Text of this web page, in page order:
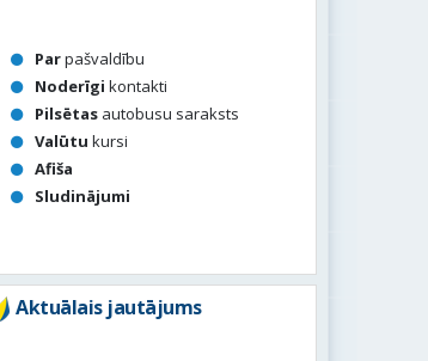
Parpašvaldību
Noderīgi kontakti
Pilsētas autobusu saraksts
Valūtu kursi
Afiša
Sludinājumi
Aktuālais jautājums